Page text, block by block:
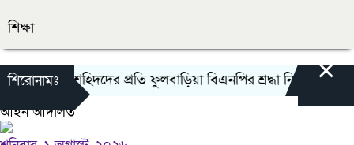
শিক্ষা
শিরোনামঃশহিদদের প্রতি ফুলবাড়িয়া বিএনপির শ্রদ্ধা নিবেদন জুলাই
×
আইন আদালত